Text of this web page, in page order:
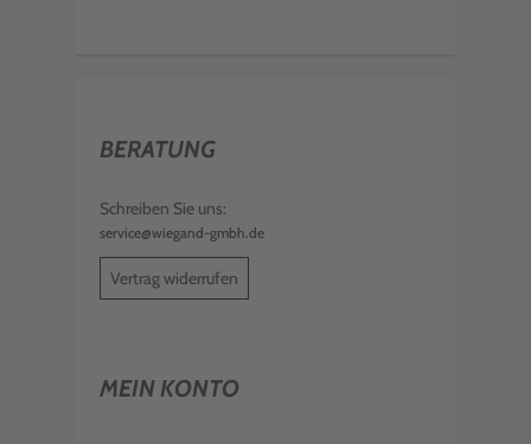
BERATUNG
Schreiben Sie uns:
service@wiegand-gmbh.de
Vertrag widerrufen
MEIN KONTO